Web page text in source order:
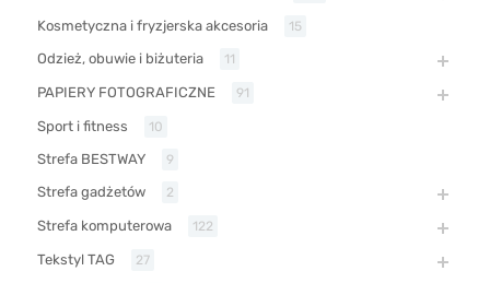
Kosmetyczna i fryzjerska akcesoria 15
Odzież, obuwie i biżuteria 11
PAPIERY FOTOGRAFICZNE 91
Sport i fitness 10
Strefa BESTWAY 9
Strefa gadżetów 2
Strefa komputerowa 122
Tekstyl TAG 27